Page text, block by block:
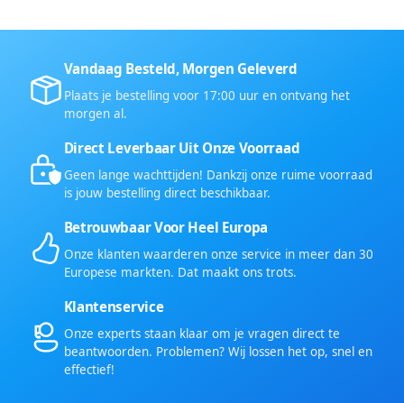
Vandaag Besteld, Morgen Geleverd
Plaats je bestelling voor 17:00 uur en ontvang het
morgen al.
Direct Leverbaar Uit Onze Voorraad
Geen lange wachttijden! Dankzij onze ruime voorraad
is jouw bestelling direct beschikbaar.
Betrouwbaar Voor Heel Europa
Onze klanten waarderen onze service in meer dan 30
Europese markten. Dat maakt ons trots.
Klantenservice
Onze experts staan klaar om je vragen direct te
beantwoorden. Problemen? Wij lossen het op, snel en
effectief!